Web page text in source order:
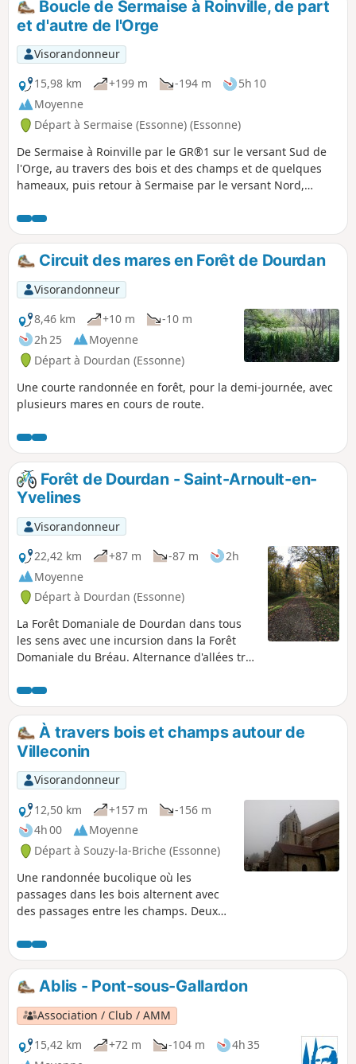
Boucle de Sermaise à Roinville, de part
et d'autre de l'Orge
Visorandonneur
15,98 km
+199 m -194 m
5h 10
Moyenne
Départ à Sermaise (Essonne) (Essonne)
De Sermaise à Roinville par le GR®1 sur le versant Sud de
l'Orge, au travers des bois et des champs et de quelques
hameaux, puis retour à Sermaise par le versant Nord,
Circuit des mares en Forêt de Dourdan
Visorandonneur
8,46 km
+10 m
-10 m
2h 25
Moyenne
Départ à Dourdan (Essonne)
Une courte randonnée en forêt, pour la demi-journée, avec
plusieurs mares en cours de route.
Forêt de Dourdan - Saint-Arnoult-en-
Yvelines
Visorandonneur
22,42 km
+87 m -87 m
2h
Moyenne
Départ à Dourdan (Essonne)
La Forêt Domaniale de Dourdan dans tous
les sens avec une incursion dans la Forêt
Domaniale du Bréau. Alternance d'allées très
traversée du tranquille village de
Ponthévrard. L'atout en ce mois de
novembre, les jolies couleurs automnales.
À travers bois et champs autour de
Villeconin
Visorandonneur
12,50 km
+157 m
-156 m
4h 00
Moyenne
Départ à Souzy-la-Briche (Essonne)
Une randonnée bucolique où les
passages dans les bois alternent avec
des passages entre les champs. Deux
du moyen-âge en ruine se dévoilent au
détour des chemins.
Ablis - Pont-sous-Gallardon
Association / Club / AMM
15,42 km
+72 m -104 m
4h 35